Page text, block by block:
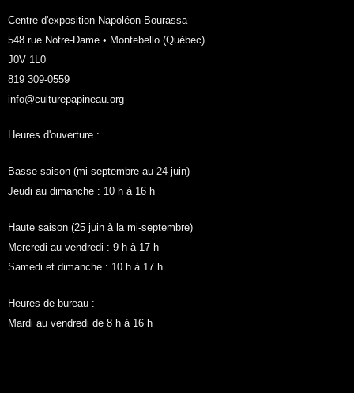
Centre d'exposition Napoléon-Bourassa
548 rue Notre-Dame • Montebello (Québec)
J0V 1L0
819 309-0559
info@culturepapineau.org
Heures d'ouverture :
Basse saison (mi-septembre au 24 juin)
Jeudi au dimanche : 10 h à 16 h
Haute saison (25 juin à la mi-septembre)
Mercredi au vendredi : 9 h à 17 h
Samedi et dimanche : 10 h à 17 h
Heures de bureau :
Mardi au vendredi de 8 h à 16 h